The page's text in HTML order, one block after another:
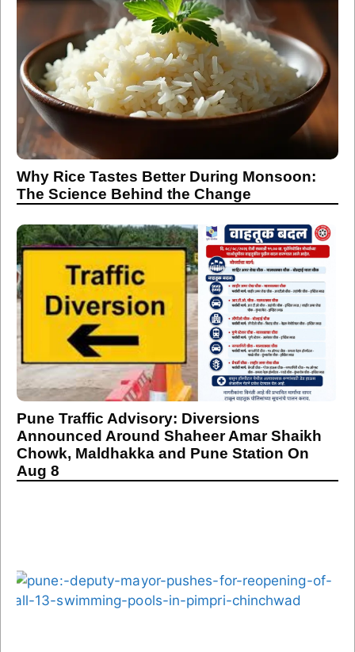
Why Rice Tastes Better During Monsoon:
The Science Behind the Change
Pune Traffic Advisory: Diversions
Announced Around Shaheer Amar Shaikh
Chowk, Maldhakka and Pune Station On
Aug 8